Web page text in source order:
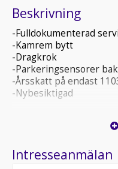
Beskrivning
-Fulldokumenterad
-Kamrem bytt
-Dragkrok
-Parkeringsensorer bak
-Årsskatt på endast
-Nybesiktigad
8 524 mil
Intresseanmälan